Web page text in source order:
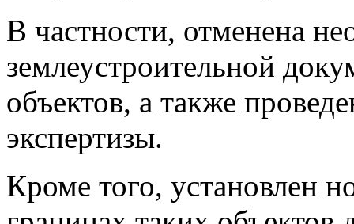
В частности, отменена
землеустроительной
объектов, а также
экспертизы.
Кроме того, установлен